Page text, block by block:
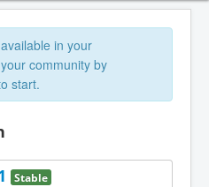
in your
community by
start.
Stable